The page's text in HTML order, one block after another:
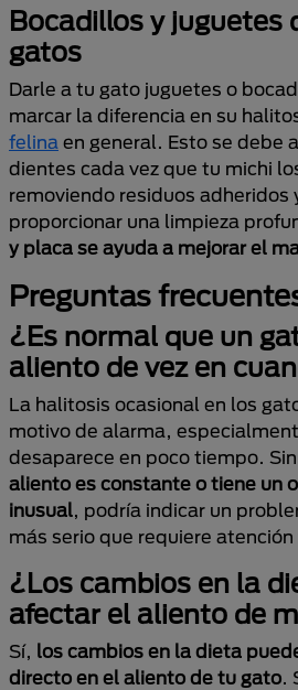
Bocadillos y juguetes
gatos
Darle a tu gato juguetes o
marcar la diferencia en su
felina en general. Esto se debe
dientes cada vez que tu michi
removiendo residuos adheridos
proporcionar una limpieza
y placa se ayuda a mejorar el
Preguntas
¿Es normal que un
aliento de vez en
La halitosis ocasional en los
motivo de alarma,
desaparece en poco tiempo.
aliento es constante o tiene un
inusual, podría indicar un
más serio que requiere
¿Los cambios en la
afectar el aliento de
Sí, los cambios en la dieta
directo en el aliento de tu gato.